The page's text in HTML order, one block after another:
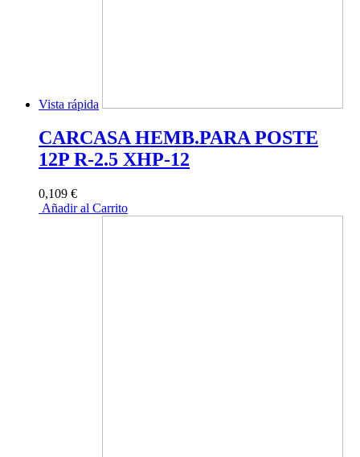
Vista rápida
CARCASA HEMB.PARA POSTE
12P R-2.5 XHP-12
0,109 €
Añadir al Carrito